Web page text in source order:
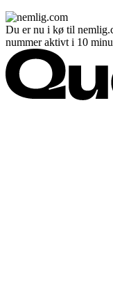
Du er nu i kø til
nummer aktivt i 10